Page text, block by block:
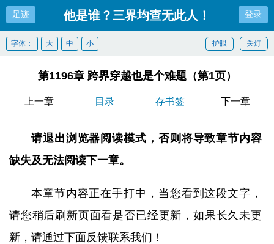
足迹 他是谁？三界均查无此人！ 登录
关灯
护眼
字体： 大 中 小
第1196章 跨界穿越也是个难题（第1页）
上一章 目录 存书签 下一章
请退出浏览器阅读模式，否则将导致章节内容
缺失及无法阅读下一章。
本章节内容正在手打中，当您看到这段文字，
请您稍后刷新页面看是否已经更新，如果长久未更
新，请通过下面反馈联系我们！